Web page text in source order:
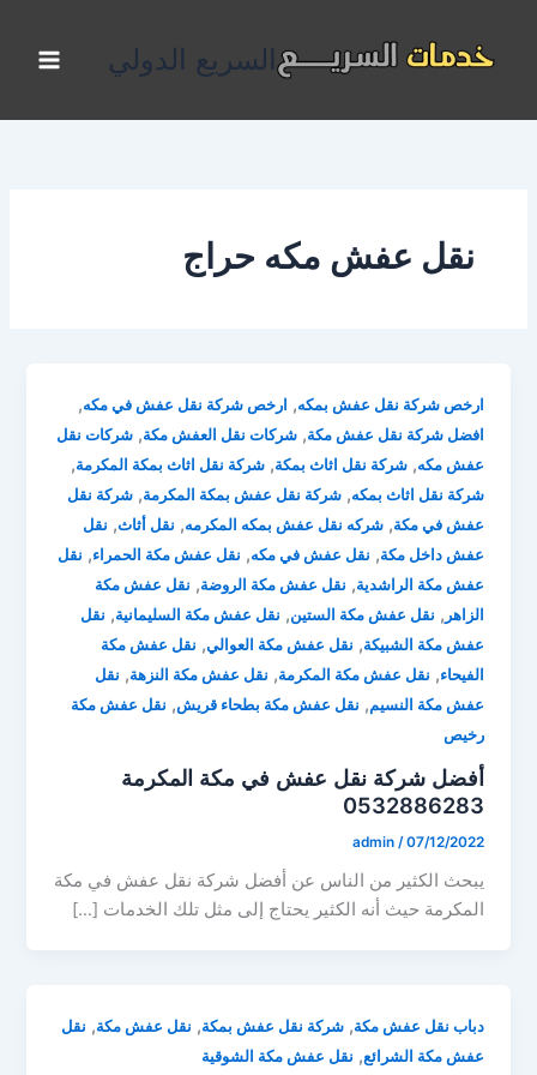
المحتوى
السريع الدولي
نقل عفش مكه حراج
ارخص شركة نقل عفش بمكه, ارخص شركة نقل عفش في مكه,
افضل شركة نقل عفش مكة,شركات نقل العفش مكة,شركات نقل
عفش مكه,شركة نقل اثاث بمكة,شركة نقل اثاث بمكة المكرمة,
شركة نقل اثاث بمكه,شركة نقل عفش بمكة المكرمة,شركة نقل
عفش في مكة,شركه نقل عفش بمكه المكرمه, نقل أثاث, نقل
عفش داخل مكة, نقل عفش في مكه, نقل عفش مكة الحمراء, نقل
عفش مكة الراشدية, نقل عفش مكة الروضة, نقل عفش مكة
الزاهر , نقل عفش مكة الستين, نقل عفش مكة السليمانية, نقل
عفش مكة الشبيكة, نقل عفش مكة العوالي, نقل عفش مكة
الفيحاء, نقل عفش مكة المكرمة, نقل عفش مكة النزهة, نقل
عفش مكة النسيم, نقل عفش مكة بطحاء قريش, نقل عفش مكة
رخيص
أفضل شركة نقل عفش في مكة المكرمة
0532886283
admin /07/12/2022
يبحث الكثير من الناس عن أفضل شركة نقل عفش في مكة
المكرمة حيث أنه الكثير يحتاج إلى مثل تلك الخدمات […]
دباب نقل عفش مكة,شركة نقل عفش بمكة, نقل عفش مكة, نقل
عفش مكة الشرائع, نقل عفش مكة الشوقية